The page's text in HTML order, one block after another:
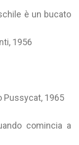
è un bucato
1956
Pussycat, 1965
comincia a